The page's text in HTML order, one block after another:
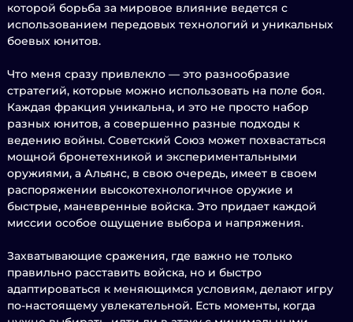
которой борьба за мировое влияние ведется с
использованием передовых технологий и уникальных
боевых юнитов.
Что меня сразу привлекло — это разнообразие
стратегий, которые можно использовать на поле боя.
Каждая фракция уникальна, и это не просто набор
разных юнитов, а совершенно разные подходы к
ведению войны. Советский Союз может похвастаться
мощной бронетехникой и экспериментальными
оружиями, а Альянс, в свою очередь, имеет в своем
распоряжении высокотехнологичное оружие и
быстрые, маневренные войска. Это придает каждой
миссии особое ощущение выбора и напряжения.
Захватывающие сражения, где важно не только
правильно расставить войска, но и быстро
адаптироваться к меняющимся условиям, делают игру
по-настоящему увлекательной. Есть моменты, когда